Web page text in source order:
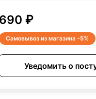
690 ₽
Самовывоз из магазина -5%
Уведомить о